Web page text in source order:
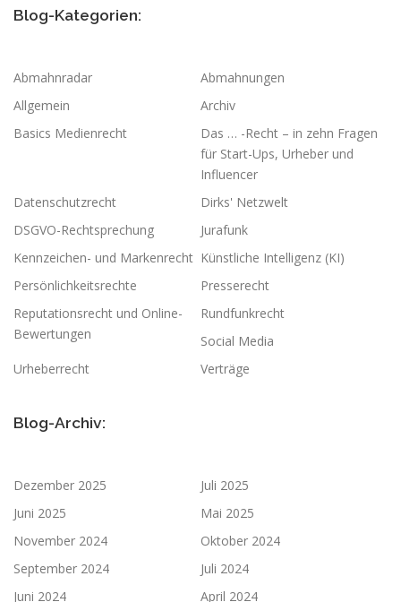
Blog-Kategorien:
Abmahnradar
Abmahnungen
Allgemein
Archiv
Basics Medienrecht
Das … -Recht – in zehn Fragen
für Start-Ups, Urheber und
Influencer
Datenschutzrecht
Dirks' Netzwelt
DSGVO-Rechtsprechung
Jurafunk
Kennzeichen- und Markenrecht Künstliche Intelligenz (KI)
Persönlichkeitsrechte
Presserecht
Reputationsrecht und Online-
Bewertungen
Rundfunkrecht
Social Media
Urheberrecht
Verträge
Blog-Archiv:
Dezember 2025
Juli 2025
Juni 2025
Mai 2025
November 2024
Oktober 2024
September 2024
Juli 2024
Juni 2024
April 2024